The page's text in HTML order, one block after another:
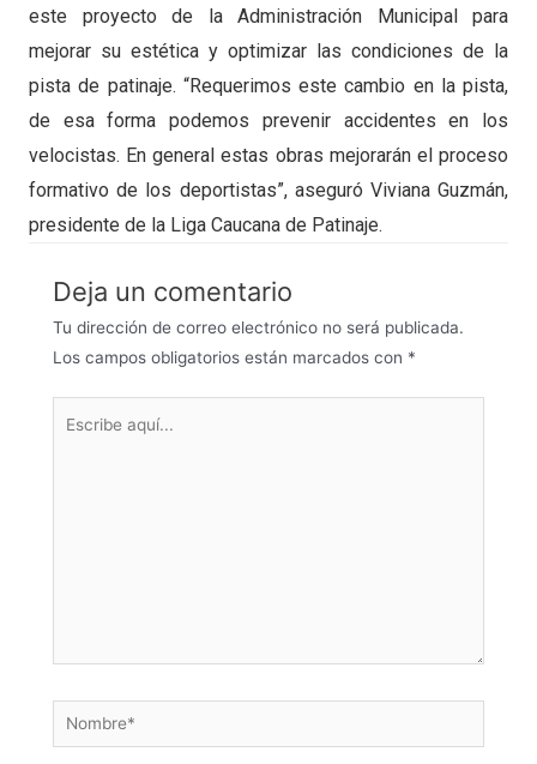
este proyecto de la Administración Municipal para
mejorar su estética y optimizar las condiciones de la
pista de patinaje. “Requerimos este cambio en la pista,
de esa forma podemos prevenir accidentes en los
velocistas. En general estas obras mejorarán el proceso
formativo de los deportistas”, aseguró Viviana Guzmán,
presidente de la Liga Caucana de Patinaje.
Deja un comentario
Tu dirección de correo electrónico no será publicada.
Los campos obligatorios están marcados con *